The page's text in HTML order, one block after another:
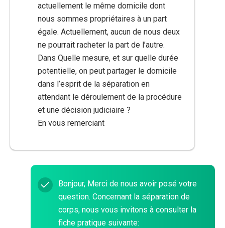
actuellement le même domicile dont
nous sommes propriétaires à un part
égale. Actuellement, aucun de nous deux
ne pourrait racheter la part de l’autre.
Dans Quelle mesure, et sur quelle durée
potentielle, on peut partager le domicile
dans l’esprit de la séparation en
attendant le déroulement de la procédure
et une décision judiciaire ?
En vous remerciant
Bonjour, Merci de nous avoir posé votre
question. Concernant la séparation de
corps, nous vous invitons à consulter la
fiche pratique suivante: